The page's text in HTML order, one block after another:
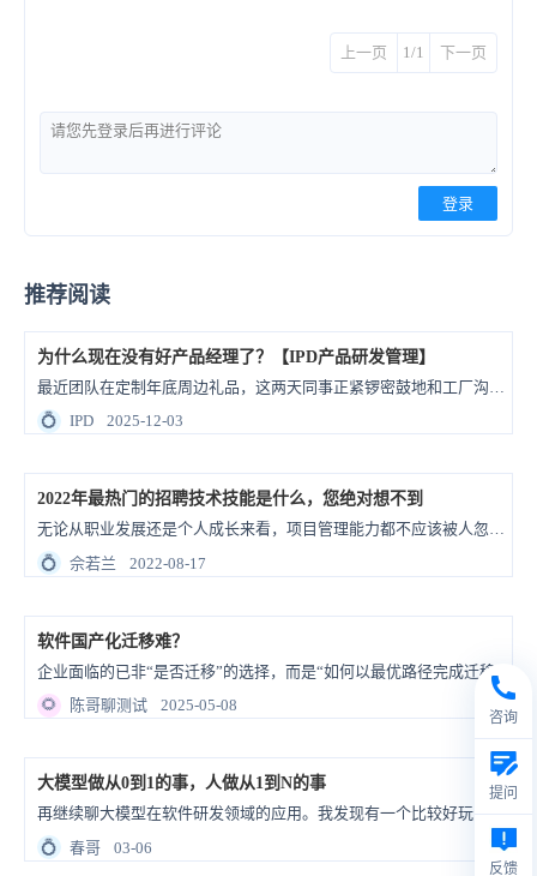
上一页 1/1 下一页
登录
推荐阅读
为什么现在没有好产品经理了？【IPD产品研发管理】
💍
IPD 2025-12-03
2022年最热门的招聘技术技能是什么，您绝对想不到
无论从职业发展还是个人成长来看，项目管理能力都不应该被人忽视，人人都可以是项目经理。
💍
佘若兰 2022-08-17
软件国产化迁移难？
🌻
陈哥聊测试 2025-05-08
大模型做从0到1的事，人做从1到N的事
再继续聊大模型在软件研发领域的应用。我发现有一个比较好玩的现象，就是让大模型从0到1做事很容易，但后面让它继续从1到N就比较难。而咱们碳基人类恰恰相反，做事情开头是难的，但开完头之后从1到N是容易的。 比如做个软件，从0开始的话，需要调研需求、整理产品结构、做技术选型、做架构设计、确定排期。然后产品、开发、测试忙忙活活搞一阵子，迭代几次，才有可能搞个M...
💍
春哥 03-06
咨询
提问
反馈